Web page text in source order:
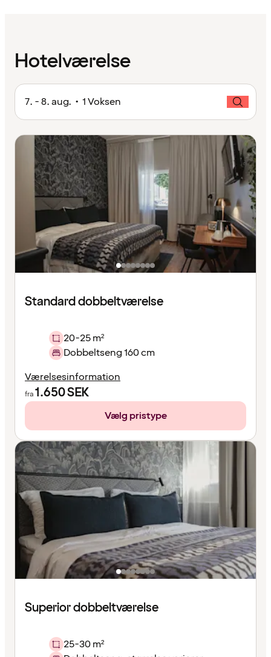
Hotelværelse
7. - 8. aug. • 1 Voksen
Standard dobbeltværelse
20-25 m²
Dobbeltseng 160 cm
Værelsesinformation
fra1.650SEK
Vælg pristype
Superior dobbeltværelse
25-30 m²